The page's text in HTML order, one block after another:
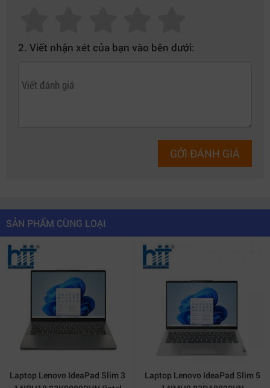
2. Viết nhận xét của bạn vào bên dưới:
GỞI ĐÁNH GIÁ
SẢN PHẨM CÙNG LOẠI
Laptop Lenovo IdeaPad Slim 3
Laptop Lenovo IdeaPad Slim 5